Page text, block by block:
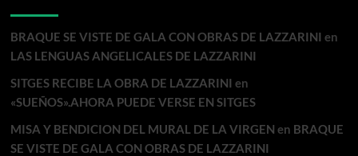
BRAQUE SE VISTE DE GALA CON OBRAS DE LAZZARINI en
LAS LENGUAS ANGELICALES DE LAZZARINI
SITGES RECIBE LA OBRA DE LAZZARINI en
«SUEÑOS».AHORA PUEDE VERSE EN SITGES
MISA Y BENDICION DEL MURAL DE LA VIRGEN en BRAQUE
SE VISTE DE GALA CON OBRAS DE LAZZARINI